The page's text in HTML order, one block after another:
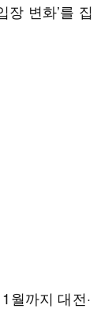
장 변화’를 집
월까지 대전·